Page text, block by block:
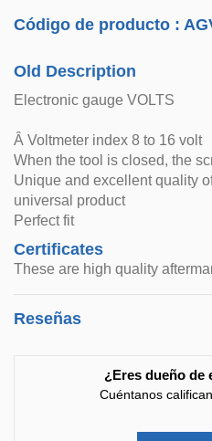
Código de producto :
Old Description
Electronic gauge VOLTS
Â Voltmeter index 8 to 16 volt
When the tool is closed, the
Unique and excellent quality
universal product
Perfect fit
Certificates
These are high quality
Reseñas
¿Eres dueño de
Cuéntanos